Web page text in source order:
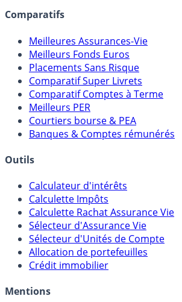
assureurs, sociétés de gestion, CGP, etc.
Comparatifs
Meilleures Assurances-Vie
Meilleurs Fonds Euros
Placements Sans Risque
Comparatif Super Livrets
Comparatif Comptes à Terme
Meilleurs PER
Courtiers bourse & PEA
Banques & Comptes rémunérés
Outils
Calculateur d'intérêts
Calculette Impôts
Calculette Rachat Assurance Vie
Sélecteur d'Assurance Vie
Sélecteur d'Unités de Compte
Crédit immobilier